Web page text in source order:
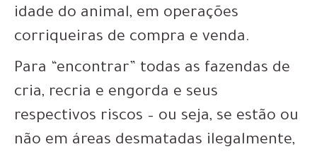
idade do animal, em operações
corriqueiras de compra e venda.
Para “encontrar” todas as fazendas de
cria, recria e engorda e seus
respectivos riscos – ou seja, se estão ou
não em áreas desmatadas ilegalmente,